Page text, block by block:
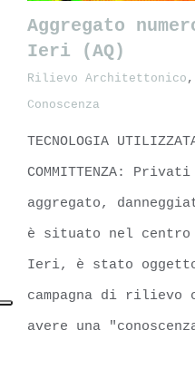
Aggregato
Aggregato
Ieri (AQ)
Rilievo Architettonico ,
Conoscenza
TECNOLOGIA
COMMITTENZA:
aggregato,
è situato nel
Ieri, è stato
campagna di
avere una